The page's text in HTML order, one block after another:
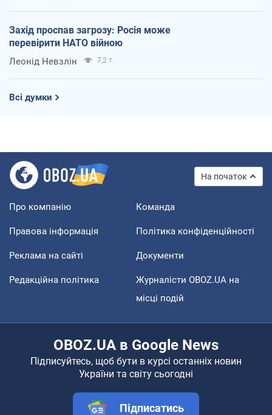
Захід проспав загрозу: Росія може
перевірити НАТО війною
Леонід Невзлін 7,2 т.
Всі думки
На початок
Про компанію Команда
Правова інформація Політика конфіденційності
Реклама на сайті Документи
Редакційна політика
Журналісти OBOZ.UA на
місці подій
OBOZ.UA в Google News
Підписуйтесь, щоб бути в курсі останніх новин
України та світу сьогодні
Підписатись